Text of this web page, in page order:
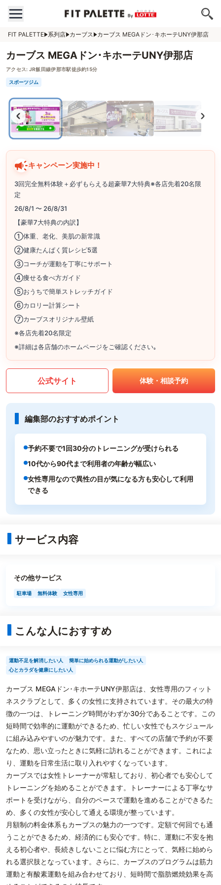
FIT PALETTE 系列店 カーブス カーブス MEGAドン･キホーテUNY伊那店
カーブス MEGAドン･キホーテUNY伊那店
アクセス: JR飯田線伊那市駅徒歩約15分
スポーツジム
キャンペーン実施中！
3回完全無料体験＋必ずもらえる超豪華7大特典※各店先着20名限
定
26/8/1 〜 26/8/31
【豪華7大特典の内訳】
①体重、老化、美肌の新常識
②健康たんぱく質レシピ5選
③コーチが運動を丁寧にサポート
④痩せる食べ方ガイド
⑤おうちで簡単ストレッチガイド
⑥カロリー計算シート
⑦カーブスオリジナル壁紙
※各店先着20名限定
※詳細は各店舗のホームページをご確認ください｡
公式サイト 体験・相談予約
編集部のおすすめポイント
予約不要で1回30分のトレーニングが受けられる
10代から90代まで利用者の年齢が幅広い
女性専用なので異性の目が気になる方も安心して利用
できる
サービス内容
その他サービス
駐車場 無料体験 女性専用
こんな人におすすめ
運動不足を解消したい人
簡単に始められる運動がしたい人
心とカラダを健康にしたい人
カーブス MEGAドン･キホーテUNY伊那店は、女性専用のフィット
ネスクラブとして、多くの女性に支持されています。その最大の特
徴の一つは、トレーニング時間がわずか30分であることです。この
短時間で効率的に運動ができるため、忙しい女性でもスケジュール
に組み込みやすいのが魅力です。また、すべての店舗で予約が不要
なため、思い立ったときに気軽に訪れることができます。これによ
り、運動を日常生活に取り入れやすくなっています。
カーブスでは女性トレーナーが常駐しており、初心者でも安心して
トレーニングを始めることができます。トレーナーによる丁寧なサ
ポートを受けながら、自分のペースで運動を進めることができるた
め、多くの女性が安心して通える環境が整っています。
月額制の料金体系もカーブスの魅力の一つです。定額で何回でも通
うことができるため、経済的にも安心です。特に、運動に不安を抱
える初心者や、長続きしないことに悩む方にとって、気軽に始めら
れる選択肢となっています。さらに、カーブスのプログラムは筋力
運動と有酸素運動を組み合わせており、短時間で脂肪燃焼効果を高